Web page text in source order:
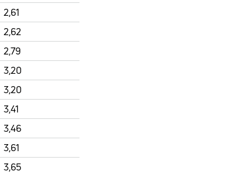
2,61
2,62
2,79
3,20
3,20
3,41
3,46
3,61
3,65